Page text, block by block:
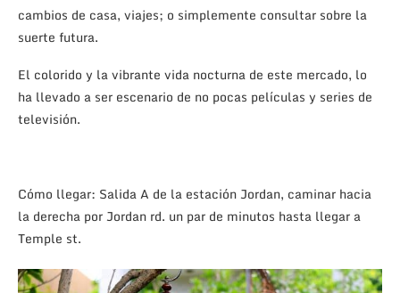
cambios de casa, viajes; o simplemente consultar sobre la
suerte futura.
El colorido y la vibrante vida nocturna de este mercado, lo
ha llevado a ser escenario de no pocas películas y series de
televisión.
Cómo llegar: Salida A de la estación Jordan, caminar hacia
la derecha por Jordan rd. un par de minutos hasta llegar a
Temple st.